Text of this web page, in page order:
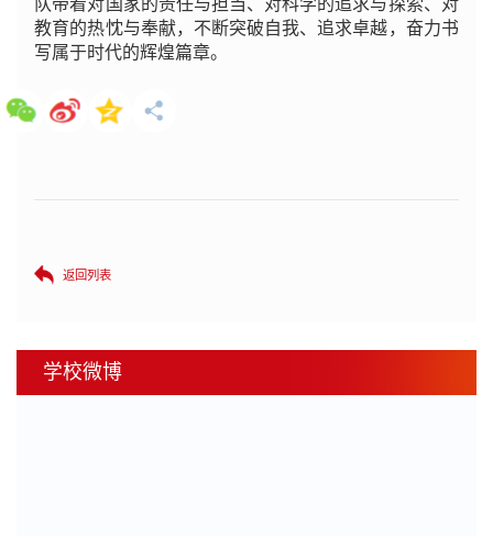
队带着对国家的责任与担当、对科学的追求与探索、对
教育的热忱与奉献，不断突破自我、追求卓越，奋力书
写属于时代的辉煌篇章。
返回列表
学校微博